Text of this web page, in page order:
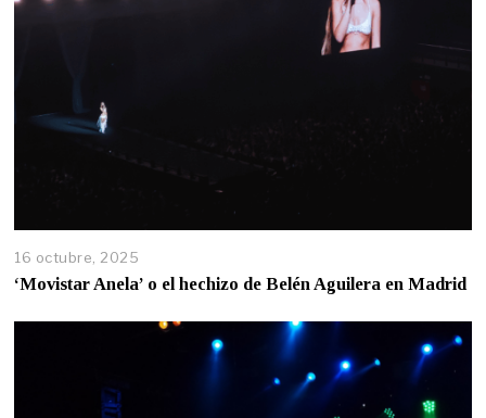
16 octubre, 2025
‘Movistar Anela’ o el hechizo de Belén Aguilera en Madrid